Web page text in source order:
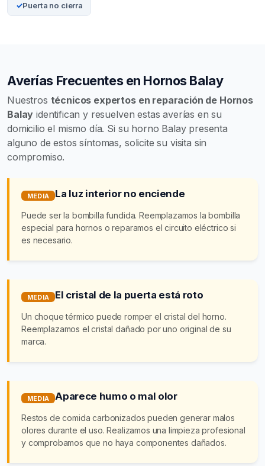
Puerta no cierra
Averías Frecuentes en Hornos Balay
Nuestros técnicos expertos en reparación de Hornos
Balay identifican y resuelven estas averías en su
domicilio el mismo día. Si su horno Balay presenta
alguno de estos síntomas, solicite su visita sin
compromiso.
MEDIA La luz interior no enciende
Puede ser la bombilla fundida. Reemplazamos la bombilla
especial para hornos o reparamos el circuito eléctrico si
es necesario.
MEDIA El cristal de la puerta está roto
Un choque térmico puede romper el cristal del horno.
Reemplazamos el cristal dañado por uno original de su
marca.
MEDIA Aparece humo o mal olor
Restos de comida carbonizados pueden generar malos
olores durante el uso. Realizamos una limpieza profesional
y comprobamos que no haya componentes dañados.